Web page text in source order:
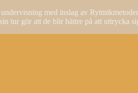
med inslag av
tur gör att de blir bättre på att uttrycka